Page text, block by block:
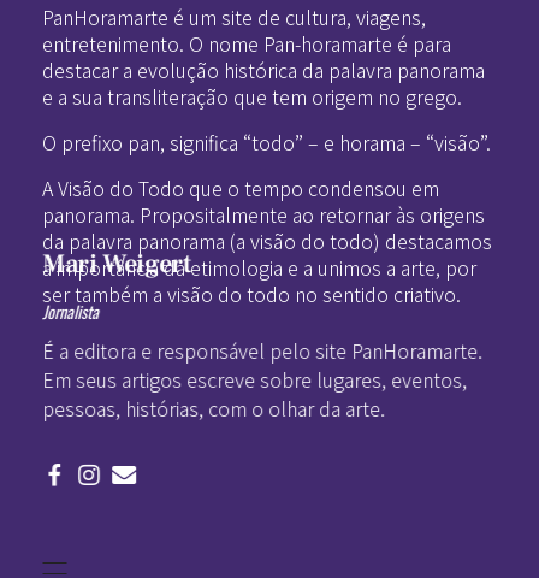
PanHoramarte é um site de cultura, viagens,
entretenimento. O nome Pan-horamarte é para
destacar a evolução histórica da palavra panorama
e a sua transliteração que tem origem no grego.
O prefixo pan, significa “todo” – e horama – “visão”.
A Visão do Todo que o tempo condensou em
panorama. Propositalmente ao retornar às origens
da palavra panorama (a visão do todo) destacamos
a importância da etimologia e a unimos a arte, por
ser também a visão do todo no sentido criativo.
Mari Weigert
Jornalista
É a editora e responsável pelo site PanHoramarte.
Em seus artigos escreve sobre lugares, eventos,
pessoas, histórias, com o olhar da arte.